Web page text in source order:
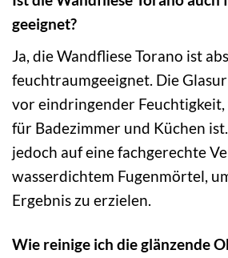
geeignet?
Ja, die Wandfliese Torano ist
feuchtraumgeeignet. Die
vor eindringender
für Badezimmer und Küchen
jedoch auf eine fachgerechte
wasserdichtem Fugenmörtel,
Ergebnis zu erzielen.
Wie reinige ich die glänzende